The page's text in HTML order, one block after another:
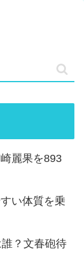
麗果を893
い体質を乗
？文春砲待